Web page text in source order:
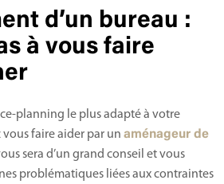
d’un bureau :
à vous faire
planning le plus adapté à votre
faire aider par un aménageur de
sera d’un grand conseil et vous
problématiques liées aux contraintes